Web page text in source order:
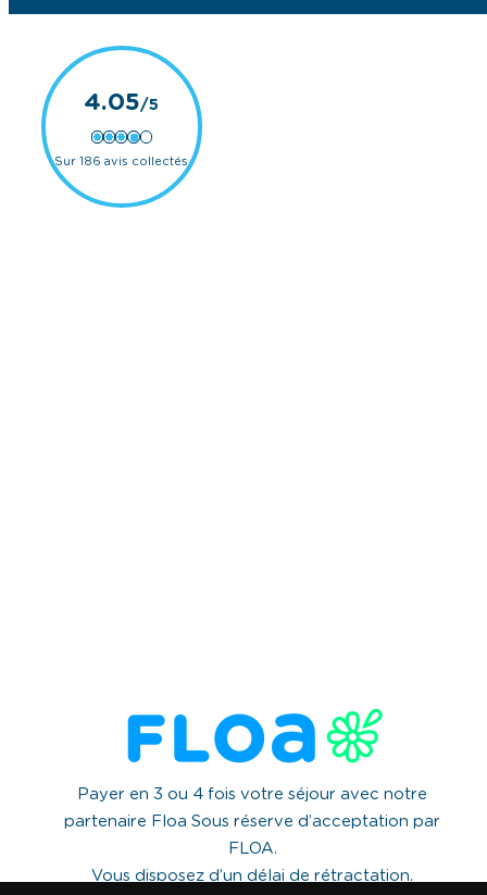
4.05
Sur 186 avis collectés
Payer en 3 ou 4 fois votre séjour avec notre
partenaire Floa Sous réserve d’acceptation par
FLOA.
Vous disposez d’un délai de rétractation.